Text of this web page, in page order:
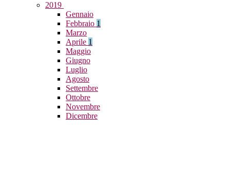
2019
Gennaio
Febbraio 1
Marzo
Aprile 1
Maggio
Giugno
Luglio
Agosto
Settembre
Ottobre
Novembre
Dicembre